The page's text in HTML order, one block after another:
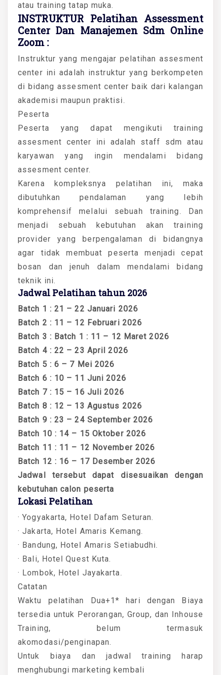
atau training tatap muka.
INSTRUKTUR Pelatihan Assessment
Center Dan Manajemen Sdm Online
Zoom :
Instruktur yang mengajar pelatihan assesment
center ini adalah instruktur yang berkompeten
di bidang assesment center baik dari kalangan
akademisi maupun praktisi.
Peserta
Peserta yang dapat mengikuti training
assesment center ini adalah staff sdm atau
karyawan yang ingin mendalami bidang
assesment center.
Karena kompleksnya pelatihan ini, maka
dibutuhkan pendalaman yang lebih
komprehensif melalui sebuah training. Dan
menjadi sebuah kebutuhan akan training
provider yang berpengalaman di bidangnya
agar tidak membuat peserta menjadi cepat
bosan dan jenuh dalam mendalami bidang
teknik ini.
Jadwal Pelatihan tahun 2026
Batch 1 : 21 – 22 Januari 2026
Batch 2 : 11 – 12 Februari 2026
Batch 3 : Batch 1 : 11 – 12 Maret 2026
Batch 4 : 22 – 23 April 2026
Batch 5 : 6 – 7 Mei 2026
Batch 6 : 10 – 11 Juni 2026
Batch 7 : 15 – 16 Juli 2026
Batch 8 : 12 – 13 Agustus 2026
Batch 9 : 23 – 24 September 2026
Batch 10 : 14 – 15 Oktober 2026
Batch 11 : 11 – 12 November 2026
Batch 12 : 16 – 17 Desember 2026
Jadwal tersebut dapat disesuaikan dengan
kebutuhan calon peserta
Lokasi Pelatihan
· Yogyakarta, Hotel Dafam Seturan.
· Jakarta, Hotel Amaris Kemang.
· Bandung, Hotel Amaris Setiabudhi.
· Bali, Hotel Quest Kuta.
· Lombok, Hotel Jayakarta.
Catatan
Waktu pelatihan Dua+1* hari dengan Biaya
tersedia untuk Perorangan, Group, dan Inhouse
Training, belum termasuk
akomodasi/penginapan.
Untuk biaya dan jadwal training harap
menghubungi marketing kembali